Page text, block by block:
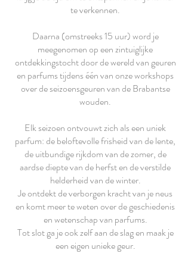
te verkennen.
Daarna (omstreeks 15 uur) word je
meegenomen op een zintuiglijke
ontdekkingstocht door de wereld van geuren
en parfums tijdens één van onze workshops
over de seizoensgeuren van de Brabantse
wouden.
Elk seizoen ontvouwt zich als een uniek
parfum: de beloftevolle frisheid van de lente,
de uitbundige rijkdom van de zomer, de
aardse diepte van de herfst en de verstilde
helderheid van de winter.
Je ontdekt de verborgen kracht van je neus
en komt meer te weten over de geschiedenis
en wetenschap van parfums.
Tot slot ga je ook zelf aan de slag en maak je
een eigen unieke geur.